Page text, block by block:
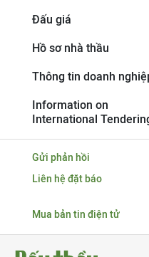
Đấu giá
Hồ sơ nhà thầu
Thông tin doanh
Information on
International
Gửi phản hồi
Liên hệ đặt báo
Mua bản tin điện tử